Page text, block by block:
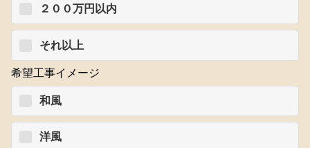
２００万円以内
それ以上
希望工事イメージ
和風
洋風